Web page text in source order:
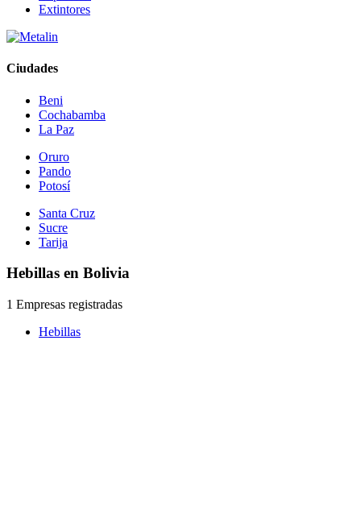
Extintores
Ciudades
Beni
Cochabamba
La Paz
Oruro
Pando
Potosí
Santa Cruz
Sucre
Tarija
Hebillas en Bolivia
1 Empresas registradas
Hebillas